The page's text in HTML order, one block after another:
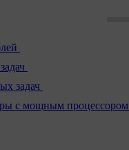
задач
с мощным процессором